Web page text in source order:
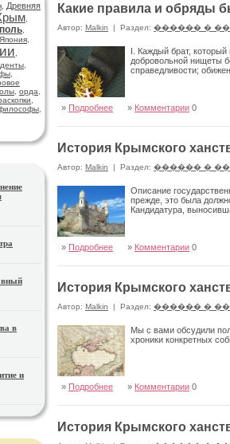
Древняя
Япония
орда
в
и
Какие правила и обряды
Автор: Malkin | Раздел: ������ �
I. Каждый брат,
добровольной нищеты
справедливости;
» Подробнее » Комментарии 0
История Крымского
Автор: Malkin | Раздел: ������ �
Описание
прежде, это была
Кандидатура,
» Подробнее » Комментарии 0
История Крымского
Автор: Malkin | Раздел: ������ �
Мы с вами обсудили
хроники конкретных
» Подробнее » Комментарии 0
История Крымского